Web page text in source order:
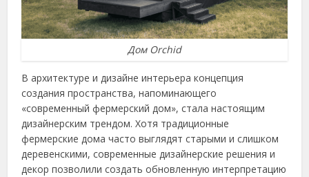
Дом Orchid
В архитектуре и дизайне интерьера концепция
создания пространства, напоминающего
«современный фермерский дом», стала настоящим
дизайнерским трендом. Хотя традиционные
фермерские дома часто выглядят старыми и слишком
деревенскими, современные дизайнерские решения и
декор позволили создать обновленную интерпретацию